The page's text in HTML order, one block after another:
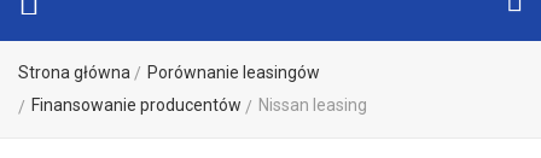
Strona główna
Porównanie leasingów
Finansowanie producentów
Nissan leasing